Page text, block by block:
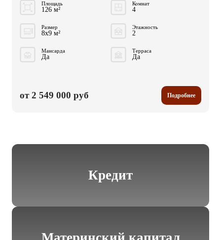
Площадь
126 м²
Комнат
4
Размер
8x9 м²
Этажность
2
Мансарда
Да
Терраса
Да
от 2 549 000 руб Подробнее
Кредит